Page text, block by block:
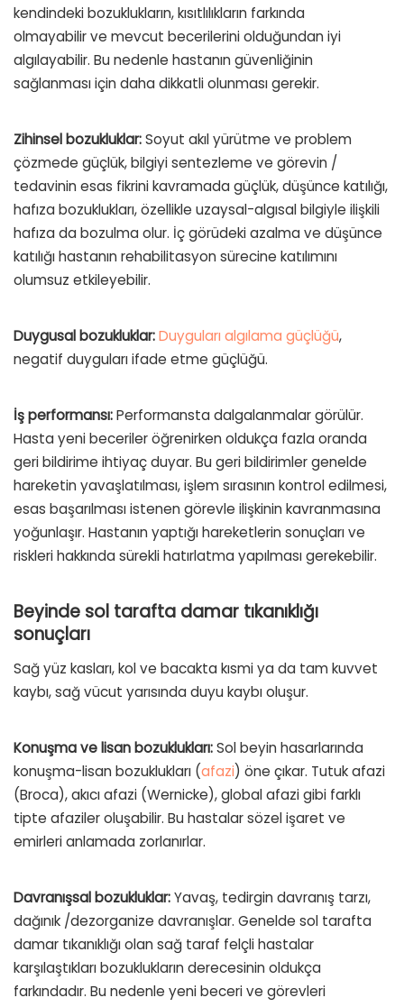
kendindeki bozuklukların, kısıtlılıkların farkında
olmayabilir ve mevcut becerilerini olduğundan iyi
algılayabilir. Bu nedenle hastanın güvenliğinin
sağlanması için daha dikkatli olunması gerekir.
Zihinsel bozukluklar:Soyut akıl yürütme ve problem
çözmede güçlük, bilgiyi sentezleme ve görevin /
tedavinin esas fikrini kavramada güçlük, düşünce katılığı,
hafıza bozuklukları, özellikle uzaysal-algısal bilgiyle ilişkili
hafıza da bozulma olur. İç görüdeki azalma ve düşünce
katılığı hastanın rehabilitasyon sürecine katılımını
olumsuz etkileyebilir.
Duygusal bozukluklar:Duyguları algılama güçlüğü,
negatif duyguları ifade etme güçlüğü.
İş performansı:Performansta dalgalanmalar görülür.
Hasta yeni beceriler öğrenirken oldukça fazla oranda
geri bildirime ihtiyaç duyar. Bu geri bildirimler genelde
hareketin yavaşlatılması, işlem sırasının kontrol edilmesi,
esas başarılması istenen görevle ilişkinin kavranmasına
yoğunlaşır. Hastanın yaptığı hareketlerin sonuçları ve
riskleri hakkında sürekli hatırlatma yapılması gerekebilir.
Beyinde sol tarafta damar tıkanıklığı
sonuçları
Sağ yüz kasları, kol ve bacakta kısmi ya da tam kuvvet
kaybı, sağ vücut yarısında duyu kaybı oluşur.
Konuşma ve lisan bozuklukları:Sol beyin hasarlarında
konuşma-lisan bozuklukları (afazi) öne çıkar. Tutuk afazi
(Broca), akıcı afazi (Wernicke), global afazi gibi farklı
tipte afaziler oluşabilir. Bu hastalar sözel işaret ve
emirleri anlamada zorlanırlar.
Davranışsal bozukluklar:Yavaş, tedirgin davranış tarzı,
dağınık /dezorganize davranışlar. Genelde sol tarafta
damar tıkanıklığı olan sağ taraf felçli hastalar
karşılaştıkları bozuklukların derecesinin oldukça
farkındadır. Bu nedenle yeni beceri ve görevleri